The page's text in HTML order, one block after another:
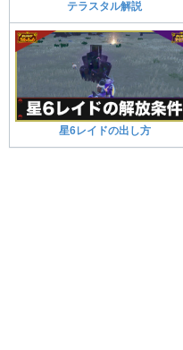
テラスタル解説
星6レイドの出し方